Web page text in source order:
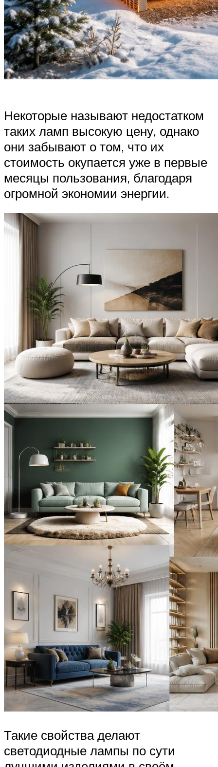
Некоторые называют недостатком
таких ламп высокую цену, однако
они забывают о том, что их
стоимость окупается уже в первые
месяцы пользования, благодаря
огромной экономии энергии.
Такие свойства делают
светодиодные лампы по сути